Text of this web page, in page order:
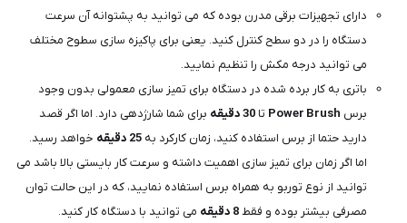
دارای تجهیزات برقی مدرن بوده که می توانید به پشتوانه آن سرعت
دستگاه را در دو سطح کنترل کنید. یعنی برای پاکیزه سازی سطوح مختلف
می توانید درجه مکش را تنظیم نمایید.
باتری به کار برده شده در دستگاه برای تمیز سازی معمولی بدون وجود
برس Power Brush تا30 دقیقه
برای شما شارژدهی دارد. اما اگر قصد
دارید حتما از برس استفاده کنید، زمان کارکرد به25 دقیقه
خواهد رسید.
اما اگر زمان برای تمیز سازی اهمیت داشته و سرعت کار بایستی بالا باشد می
توانید از نوع توربو به همراه برس استفاده نمایید، که در این حالت توان
مصرفی بیشتر بوده و فقط8 دقیقه
می توانید با دستگاه کار کنید.